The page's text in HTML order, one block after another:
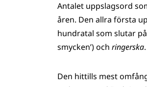
Antalet uppslagsord
åren. Den allra första
hundratal som slutar på
smycken’) och ringerska.
Den hittills mest